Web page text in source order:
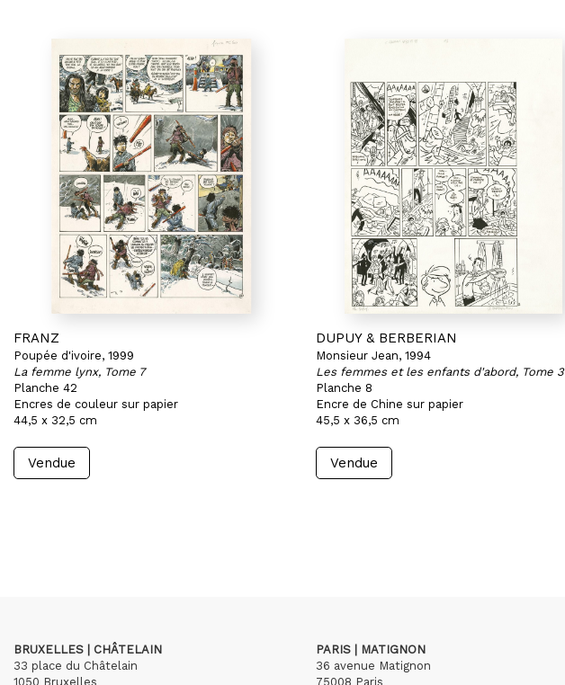
FRANZ
Poupée d'ivoire, 1999
La femme lynx, Tome 7
Planche 42
Encres de couleur sur papier
44,5 x 32,5 cm
Vendue
DUPUY & BERBERIAN
Monsieur Jean, 1994
Les femmes et les enfants d'abord, Tome 3
Planche 8
Encre de Chine sur papier
45,5 x 36,5 cm
Vendue
BRUXELLES | CHÂTELAIN
33 place du Châtelain
1050 Bruxelles
PARIS | MATIGNON
36 avenue Matignon
75008 Paris